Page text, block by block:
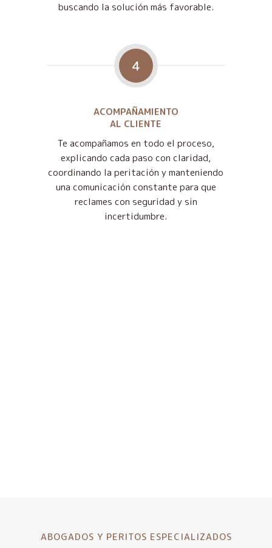
buscando la solución más favorable.
4
ACOMPAÑAMIENTO
AL CLIENTE
Te acompañamos en todo el proceso,
explicando cada paso con claridad,
coordinando la peritación y manteniendo
una comunicación constante para que
reclames con seguridad y sin
incertidumbre.
ABOGADOS Y PERITOS ESPECIALIZADOS